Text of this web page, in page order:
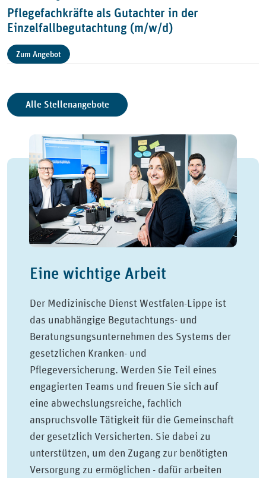
Pflegefachkräfte als Gutachter in der
Einzelfallbegutachtung (m/w/d)
Zum Angebot
Alle Stellenangebote
Eine wichtige Arbeit
Der Medizinische Dienst Westfalen-Lippe ist
das unabhängige Begutachtungs- und
Beratungsungsunternehmen des Systems der
gesetzlichen Kranken- und
Pflegeversicherung. Werden Sie Teil eines
engagierten Teams und freuen Sie sich auf
eine abwechslungsreiche, fachlich
anspruchsvolle Tätigkeit für die Gemeinschaft
der gesetzlich Versicherten. Sie dabei zu
unterstützen, um den Zugang zur benötigten
Versorgung zu ermöglichen - dafür arbeiten